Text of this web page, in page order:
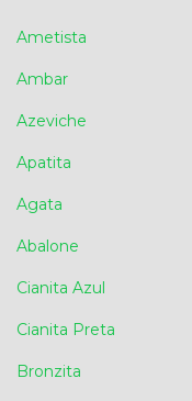
Ametista
Ambar
Azeviche
Apatita
Agata
Abalone
Cianita Azul
Cianita Preta
Bronzita